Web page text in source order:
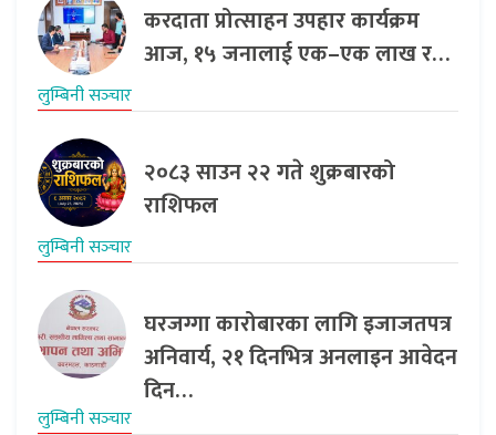
करदाता प्रोत्साहन उपहार कार्यक्रम
आज, १५ जनालाई एक–एक लाख र…
लुम्बिनी सञ्‍चार
२०८३ साउन २२ गते शुक्रबारको
राशिफल
लुम्बिनी सञ्‍चार
घरजग्गा कारोबारका लागि इजाजतपत्र
अनिवार्य, २१ दिनभित्र अनलाइन आवेदन
दिन…
लुम्बिनी सञ्‍चार